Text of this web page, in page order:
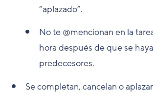
“aplazado”.
No te @mencionan en la
hora después de que se
predecesores.
Se completan, cancelan o